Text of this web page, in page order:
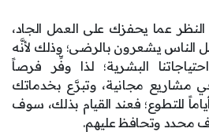
عما يحفزك على العمل الجاد،
الناس يشعرون بالرضى؛ وذلك لأنَّه
البشرية؛ لذا وفِّر فرصاً
مشاريع مجانية، وتبرَّع بخدماتك
للتطوع؛ فعند القيام بذلك، سوف
محدد وتحافظ عليهم.